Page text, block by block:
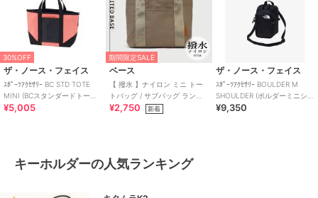
30%OFF
ザ・ノース・フェイス
ｽﾎﾟｰﾂｱｸｾｻﾘｰ BC STD TOTE
MINI (BCスタンダードトート
ミニ)
¥5,005
期間限定SALE
ベース
【 撥水 】ナイロン ミニ トー
トバッグ / サブバッグ ランチ
バッグ 仕切り付き
¥2,750 新着
ザ・ノース・フェイス
ｽﾎﾟｰﾂｱｸｾｻﾘｰ BOULDER M
SHOULDER (ボルダーミニショ
ルダー)
¥9,350
キーホルダーの人気ランキング